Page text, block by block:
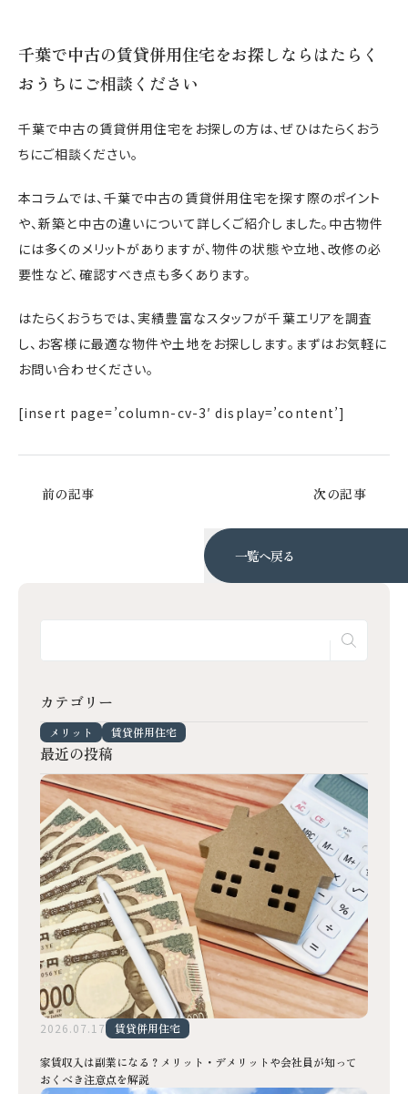
千葉で中古の賃貸併用住宅をお探しならはたらく
おうちにご相談ください
千葉で中古の賃貸併用住宅をお探しの方は、ぜひはたらくおう
ちにご相談ください。
本コラムでは、千葉で中古の賃貸併用住宅を探す際のポイント
や、新築と中古の違いについて詳しくご紹介しました。中古物件
には多くのメリットがありますが、物件の状態や立地、改修の必
要性など、確認すべき点も多くあります。
はたらくおうちでは、実績豊富なスタッフが千葉エリアを調査
し、お客様に最適な物件や土地をお探しします。まずはお気軽に
お問い合わせください。
[insert page=’column-cv-3′ display=’content’]
前の記事
一覧へ戻る
次の記事
カテゴリー
メリット 賃貸併用住宅
最近の投稿
2026.07.17 賃貸併用住宅
家賃収入は副業になる？メリット・デメリットや会社員が知って
おくべき注意点を解説